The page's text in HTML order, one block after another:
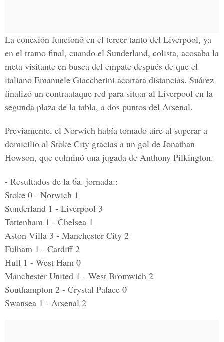
La conexión funcionó en el tercer tanto del Liverpool, ya
en el tramo final, cuando el Sunderland, colista, acosaba la
meta visitante en busca del empate después de que el
italiano Emanuele Giaccherini acortara distancias. Suárez
finalizó un contraataque red para situar al Liverpool en la
segunda plaza de la tabla, a dos puntos del Arsenal.
Previamente, el Norwich había tomado aire al superar a
domicilio al Stoke City gracias a un gol de Jonathan
Howson, que culminó una jugada de Anthony Pilkington.
- Resultados de la 6a. jornada::
Stoke 0 - Norwich 1
Sunderland 1 - Liverpool 3
Tottenham 1 - Chelsea 1
Aston Villa 3 - Manchester City 2
Fulham 1 - Cardiff 2
Hull 1 - West Ham 0
Manchester United 1 - West Bromwich 2
Southampton 2 - Crystal Palace 0
Swansea 1 - Arsenal 2